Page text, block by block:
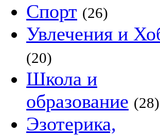
Спорт (26)
Увлечения и
(20)
Школа и
образование (28)
Эзотерика,